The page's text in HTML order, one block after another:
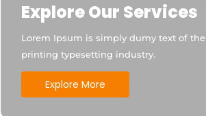
Explore Our Services
Lorem Ipsum is simply dumy text of the
printing typesetting industry.
Explore More